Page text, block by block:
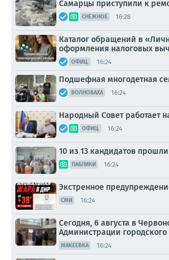
Самарцы приступили к
СНЕЖНОЕ 16:28
Каталог обращений в
оформления налоговых
ОФИЦ. 16:24
Подшефная многодетная
ВОЛНОВАХА 16:24
Народный Совет работает
ОФИЦ. 16:24
10 из 13 кандидатов
ПАБЛИКИ 16:24
Экстренное
СМИ 16:24
Сегодня, 6 августа в
Администрации
МАКЕЕВКА 16:24